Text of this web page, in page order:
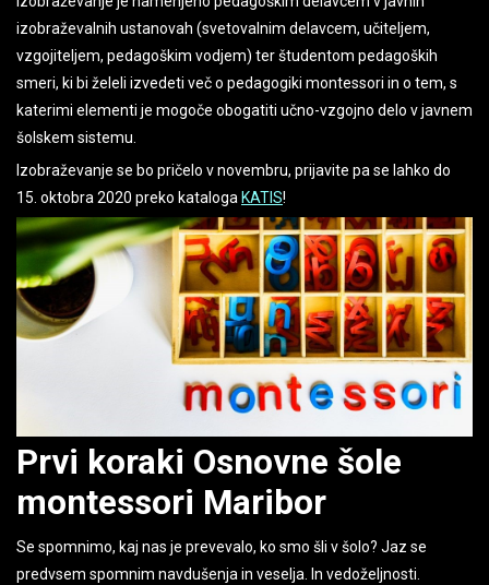
izobraževalnih ustanovah (svetovalnim delavcem, učiteljem,
vzgojiteljem, pedagoškim vodjem) ter študentom pedagoških
smeri, ki bi želeli izvedeti več o pedagogiki montessori in o tem, s
katerimi elementi je mogoče obogatiti učno-vzgojno delo v javnem
šolskem sistemu.
Izobraževanje se bo pričelo v novembru, prijavite pa se lahko do
15. oktobra 2020 preko kataloga KATIS!
Prvi koraki Osnovne šole
montessori Maribor
Se spomnimo, kaj nas je prevevalo, ko smo šli v šolo? Jaz se
predvsem spomnim navdušenja in veselja. In vedoželjnosti.